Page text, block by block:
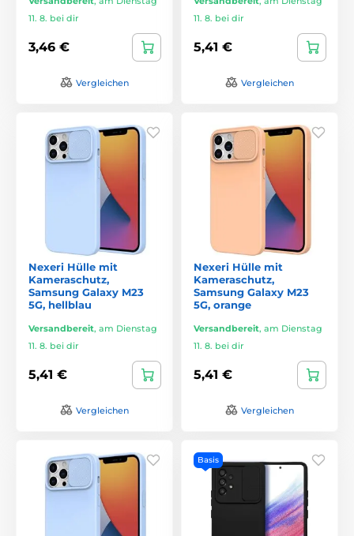
11. 8. bei dir
3,46 €
Vergleichen
11. 8. bei dir
5,41 €
Vergleichen
Nexeri Hülle mit
Kameraschutz,
Samsung Galaxy M23
5G, hellblau
Versandbereit, am Dienstag
11. 8. bei dir
5,41 €
Vergleichen
Nexeri Hülle mit
Kameraschutz,
Samsung Galaxy M23
5G, orange
Versandbereit, am Dienstag
11. 8. bei dir
5,41 €
Vergleichen
Basis